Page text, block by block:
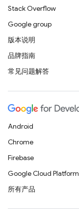
Stack Overflow
Google group
版本说明
品牌指南
常见问题解答
Android
Chrome
Firebase
Google Cloud Platform
所有产品